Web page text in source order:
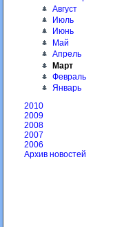
Август
Июль
Июнь
Май
Апрель
Март
Февраль
Январь
2010
2009
2008
2007
2006
Архив новостей